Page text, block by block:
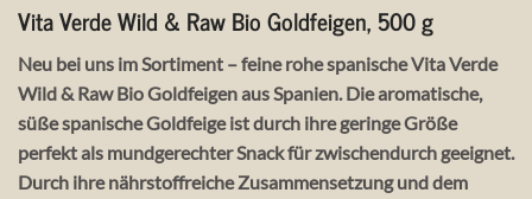
Vita Verde Wild & Raw Bio Goldfeigen, 500 g
Neu bei uns im Sortiment – feine rohe spanische Vita Verde
Wild & Raw Bio Goldfeigen aus Spanien. Die aromatische,
süße spanische Goldfeige ist durch ihre geringe Größe
perfekt als mundgerechter Snack für zwischendurch geeignet.
Durch ihre nährstoffreiche Zusammensetzung und dem